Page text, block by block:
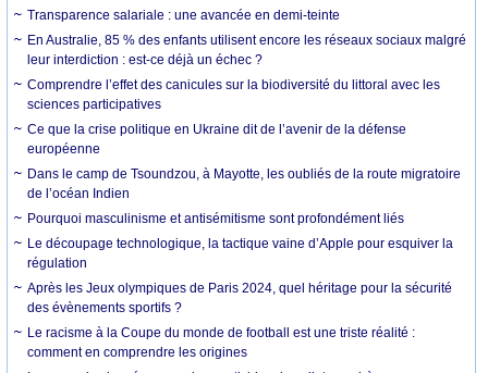
Transparence salariale : une avancée en demi-teinte
En Australie, 85 % des enfants utilisent encore les réseaux sociaux malgré
leur interdiction : est-ce déjà un échec ?
Comprendre l’effet des canicules sur la biodiversité du littoral avec les
sciences participatives
Ce que la crise politique en Ukraine dit de l’avenir de la défense
européenne
Dans le camp de Tsoundzou, à Mayotte, les oubliés de la route migratoire
de l’océan Indien
Pourquoi masculinisme et antisémitisme sont profondément liés
Le découpage technologique, la tactique vaine d’Apple pour esquiver la
régulation
Après les Jeux olympiques de Paris 2024, quel héritage pour la sécurité
des évènements sportifs ?
Le racisme à la Coupe du monde de football est une triste réalité :
comment en comprendre les origines